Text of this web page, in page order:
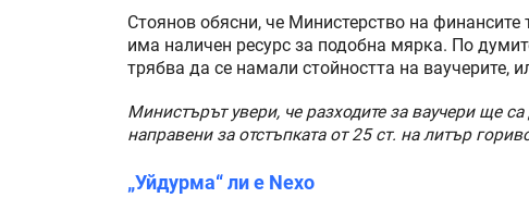
Стоянов обясни, че Министерство на
има наличен ресурс за подобна мярка. По
трябва да се намали стойността на ваучерите,
Министърът увери, че разходите за ваучери ще
направени за отстъпката от 25 ст. на литър
„Уйдурма“ ли е Nexo